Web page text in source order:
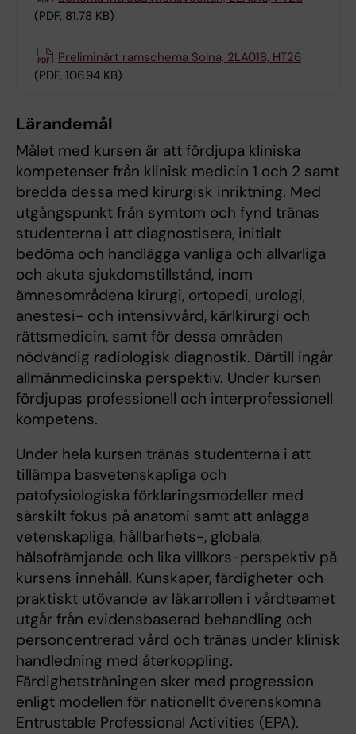
(PDF, 81.78 KB)
Preliminärt ramschema Solna, 2LA018, HT26
(PDF, 106.94 KB)
Lärandemål
Målet med kursen är att fördjupa kliniska
kompetenser från klinisk medicin 1 och 2 samt
bredda dessa med kirurgisk inriktning. Med
utgångspunkt från symtom och fynd tränas
studenterna i att diagnostisera, initialt
bedöma och handlägga vanliga och allvarliga
och akuta sjukdomstillstånd, inom
ämnesområdena kirurgi, ortopedi, urologi,
anestesi- och intensivvård, kärlkirurgi och
rättsmedicin, samt för dessa områden
nödvändig radiologisk diagnostik. Därtill ingår
allmänmedicinska perspektiv. Under kursen
fördjupas professionell och interprofessionell
kompetens.
Under hela kursen tränas studenterna i att
tillämpa basvetenskapliga och
patofysiologiska förklaringsmodeller med
särskilt fokus på anatomi samt att anlägga
vetenskapliga, hållbarhets-, globala,
hälsofrämjande och lika villkors-perspektiv på
kursens innehåll. Kunskaper, färdigheter och
praktiskt utövande av läkarrollen i vårdteamet
utgår från evidensbaserad behandling och
personcentrerad vård och tränas under klinisk
handledning med återkoppling.
Färdighetsträningen sker med progression
enligt modellen för nationellt överenskomna
Entrustable Professional Activities (EPA).